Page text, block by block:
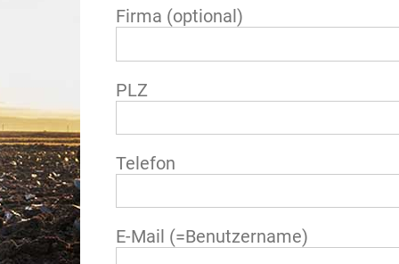
Firma (optional)
PLZ
Telefon
E-Mail (=Benutzername)